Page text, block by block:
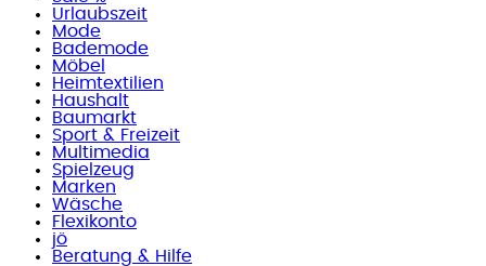
Urlaubszeit
Mode
Bademode
Möbel
Heimtextilien
Haushalt
Baumarkt
Sport & Freizeit
Multimedia
Spielzeug
Marken
Wäsche
Flexikonto
jö
Beratung & Hilfe